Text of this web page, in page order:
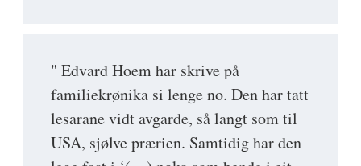
" Edvard Hoem har skrive på
familiekrønika si lenge no. Den har tatt
lesarane vidt avgarde, så langt som til
USA, sjølve prærien. Samtidig har den